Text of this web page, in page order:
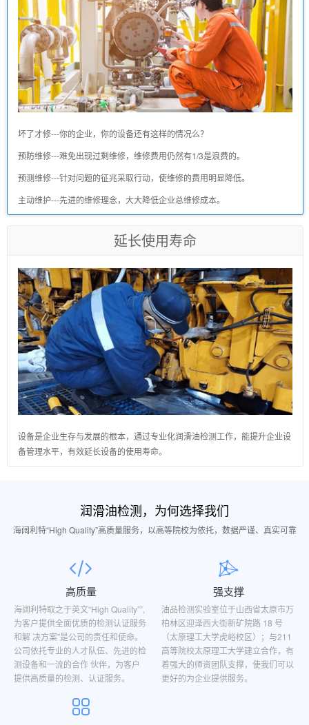
坏了才修---你的企业，你的设备还有这样的情况么？
预防维修---难免出现过剩维修，维修费用仍然有1/3是浪费的。
预测维修---针对问题的征兆采取行动，使维修的费用明显降低。
主动维护---先进的维修理念，大大降低企业总维修成本。
延长使用寿命
设备是企业生存与发展的根本，通过专业化润滑油检测工作，能提升企业设
备管理水平，有效延长设备的使用寿命。
润滑油检测，为何选择我们
海阔利特“High Quality”高质量服务，以高等院校为依托，数据严谨、真实可靠
高质量
海阔利特取之于英文“High Quality””,
为客户提供全面优质的检测认证服务
和解 决方案”是公司的责任和使命。
公司依托专业的人才队伍、先进的检
测设备和一流的合作 伙伴，为客户
提供高质量的检测、认证服务。
强支撑
油品检测实验室位于山西省太原市万
柏林区迎泽西大街新矿院路 18 号
（太原理工大学虎峪校区）；与211
高等院校太原理工大学建立合作，有
着强大的师资团队支撑，使我们可以
更好的为企业提供服务。